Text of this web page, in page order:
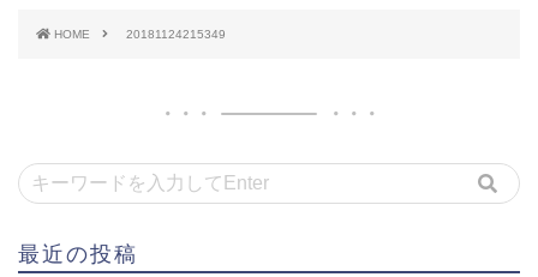
HOME 20181124215349
最近の投稿